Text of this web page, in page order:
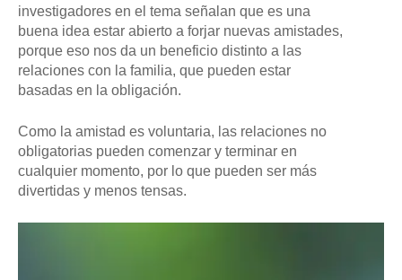
investigadores en el tema señalan que es una
buena idea estar abierto a forjar nuevas amistades,
porque eso nos da un beneficio distinto a las
relaciones con la familia, que pueden estar
basadas en la obligación.
Como la amistad es voluntaria, las relaciones no
obligatorias pueden comenzar y terminar en
cualquier momento, por lo que pueden ser más
divertidas y menos tensas.